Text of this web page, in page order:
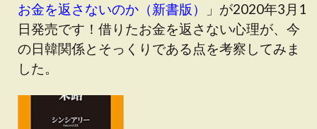
お金を返さないのか（新書版）
」が2020年3月1
日発売です！借りたお金を返さない心理が、今
の日韓関係とそっくりである点を考察してみま
した。